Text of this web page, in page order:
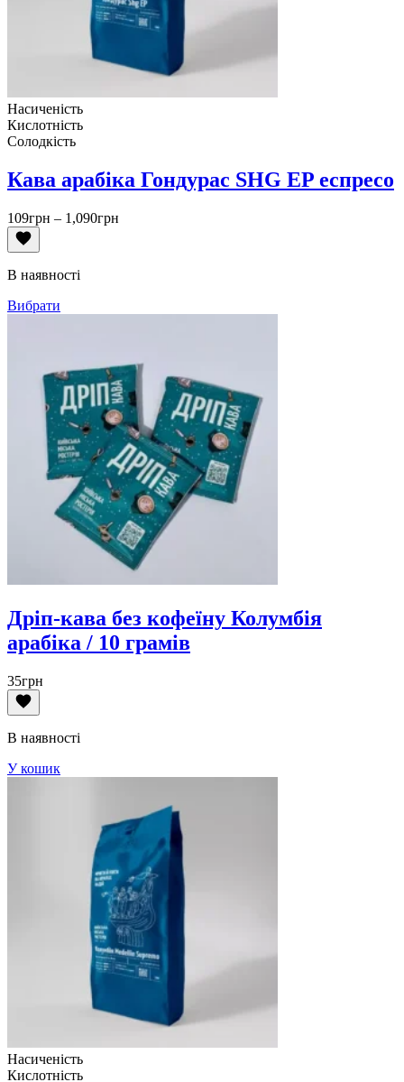
Насиченість
Кислотність
Солодкість
Кава арабіка Гондурас SHG EP еспресо
109грн – 1,090грн
В наявності
Вибрати
Дріп-кава без кофеїну Колумбія
арабіка / 10 грамів
35грн
В наявності
У кошик
Насиченість
Кислотність